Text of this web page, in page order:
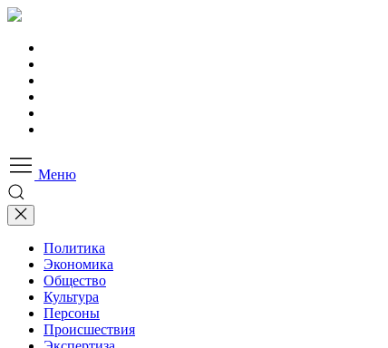
Меню
Политика
Экономика
Общество
Культура
Персоны
Происшествия